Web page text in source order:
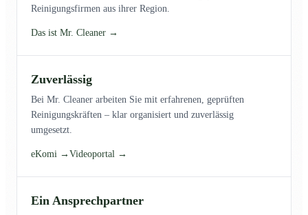
Reinigungsfirmen aus ihrer Region.
Das ist Mr. Cleaner →
Zuverlässig
Bei Mr. Cleaner arbeiten Sie mit erfahrenen, geprüften
Reinigungskräften – klar organisiert und zuverlässig
umgesetzt.
eKomi → Videoportal →
Ein Ansprechpartner